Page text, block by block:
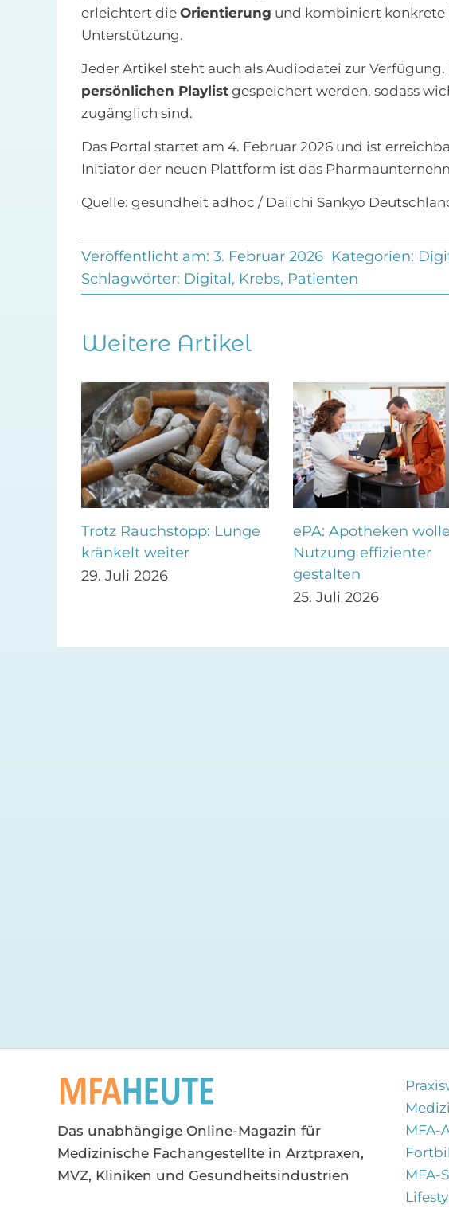
erleichtert die Orientierung und kombiniert
Unterstützung.
Jeder Artikel steht auch als Audiodatei zur
persönlichen Playlistgespeichert werden, sodass
zugänglich sind.
Das Portal startet am 4. Februar 2026 und ist
Initiator der neuen Plattform ist das
Quelle: gesundheit adhoc / Daiichi Sankyo
Veröffentlicht am: 3. Februar 2026 Kategorien:
Schlagwörter: Digital, Krebs, Patienten
Weitere Artikel
Trotz Rauchstopp: Lunge
kränkelt weiter
29. Juli 2026
ePA: Apotheken
Nutzung effizienter
gestalten
25. Juli 2026
Das unabhängige Online-Magazin für
Medizinische Fachangestellte in Arztpraxen,
MVZ, Kliniken und Gesundheitsindustrien
MFA-
MFA-